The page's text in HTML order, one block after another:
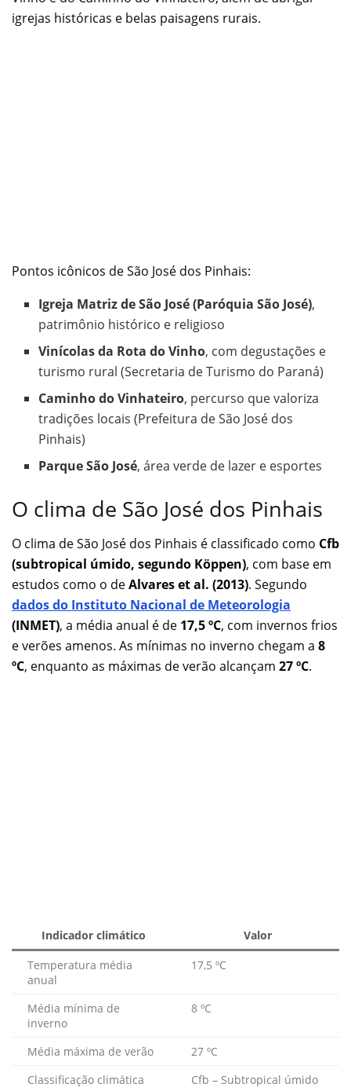
igrejas históricas e belas paisagens rurais.
Pontos icônicos de São José dos Pinhais:
Igreja Matriz de São José (Paróquia São José),
patrimônio histórico e religioso
Vinícolas da Rota do Vinho, com degustações e
turismo rural (Secretaria de Turismo do Paraná)
Caminho do Vinhateiro, percurso que valoriza
tradições locais (Prefeitura de São José dos
Pinhais)
Parque São José, área verde de lazer e esportes
O clima de São José dos Pinhais
O clima de São José dos Pinhais é classificado como Cfb
(subtropical úmido, segundo Köppen), com base em
estudos como o deAlvares et al. (2013). Segundo
dados do Instituto Nacional de Meteorologia
(INMET), a média anual é de 17,5 ºC, com invernos frios
e verões amenos. As mínimas no inverno chegam a 8
ºC, enquanto as máximas de verão alcançam 27 ºC.
Indicador climático
Valor
Temperatura média
anual
17,5 ºC
Média mínima de
inverno
8 ºC
Média máxima de verão
27 ºC
Classificação climática
Cfb – Subtropical úmido